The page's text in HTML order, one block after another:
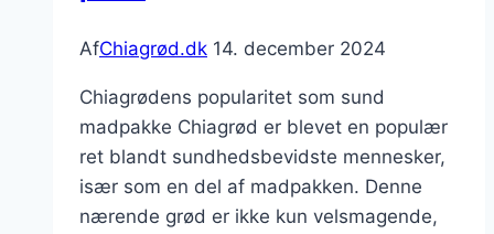
AfChiagrød.dk 14. december 2024
Chiagrødens popularitet som sund
madpakke Chiagrød er blevet en populær
ret blandt sundhedsbevidste mennesker,
især som en del af madpakken. Denne
nærende grød er ikke kun velsmagende,